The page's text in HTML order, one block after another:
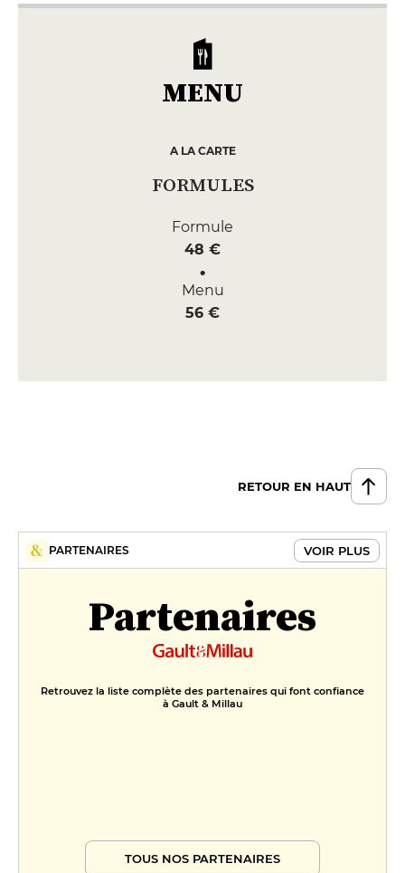
MENU
A LA CARTE
FORMULES
Formule
48 €
Menu
56 €
RETOUR EN HAUT
PARTENAIRES VOIR PLUS
Partenaires
Retrouvez la liste complète des partenaires qui font confiance
à Gault & Millau
TOUS NOS PARTENAIRES